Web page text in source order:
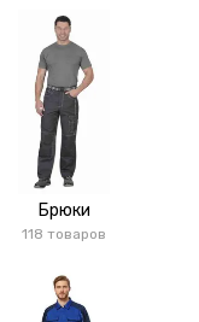
Брюки
118 товаров